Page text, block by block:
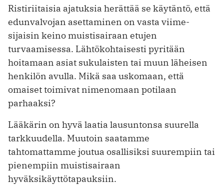
Ristiriitaisia ajatuksia herättää se käytäntö, ­että
edunvalvojan asettaminen on vasta viime­
sijaisin keino muistisairaan etujen
turvaamisessa. Lähtökohtaisesti pyritään
hoitamaan ­asiat sukulaisten tai muun läheisen
henkilön avulla. Mikä saa uskomaan, että
omaiset toimivat nimenomaan potilaan
parhaaksi?
Lääkärin on hyvä laatia lausuntonsa suurella
tarkkuudella. Muutoin saatamme
tahtomattamme joutua osallisiksi suurempiin tai
pienempiin muistisairaan
hyväksikäyttötapauksiin.